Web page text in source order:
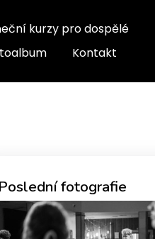
kurzy pro dospělé
Kontakt
Poslední fotografie